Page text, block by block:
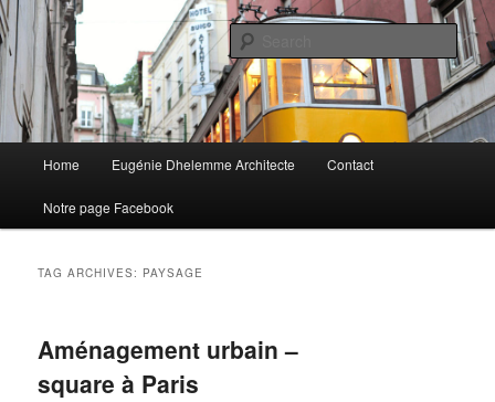
ed-archi.com
EUGÉNIE DHELEMME Architecte
Skip
to
Skip
to
Home Eugénie Dhelemme Architecte Contact
Notre page Facebook
TAG ARCHIVES: PAYSAGE
Aménagement urbain –
square à Paris